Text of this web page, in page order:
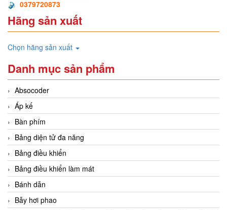
0379720873
Hãng sản xuất
Chọn hãng sản xuất
Danh mục sản phẩm
Absocoder
Áp kế
Bàn phím
Bảng diện tử đa năng
Bảng điều khiển
Bảng điều khiển làm mát
Bánh dẫn
Bẫy hơi phao